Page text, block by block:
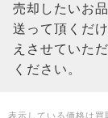
売却したいお
送って頂くだ
えさせていた
ください。
表示している価格は